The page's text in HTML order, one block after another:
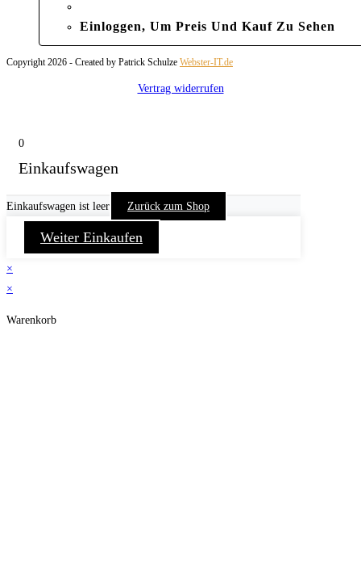
Einloggen, Um Preis Und Kauf Zu Sehen
Copyright 2026 - Created by Patrick Schulze Webster-IT.de
Vertrag widerrufen
0
Einkaufswagen
Einkaufswagen ist leer Zurück zum Shop
Weiter Einkaufen
×
×
Warenkorb